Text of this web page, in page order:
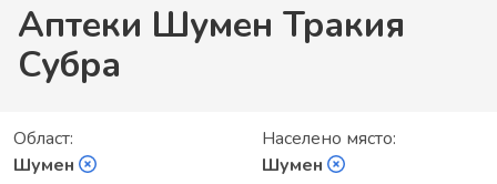
Аптеки Шумен Тракия
Субра
Област:
Шумен
Населено място:
Шумен